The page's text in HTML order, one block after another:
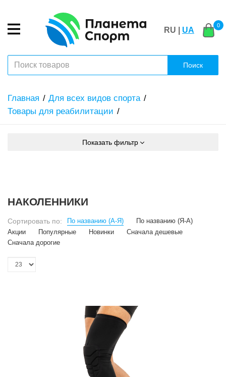
RU | UA
0
Поиск
Главная
Для всех видов спорта
Товары для реабилитации
Показать фильтр
НАКОЛЕННИКИ
Сортировать по: По названию (А-Я)
По названию (Я-А)
Акции
Популярные Новинки
Сначала дешевые
Сначала дорогие